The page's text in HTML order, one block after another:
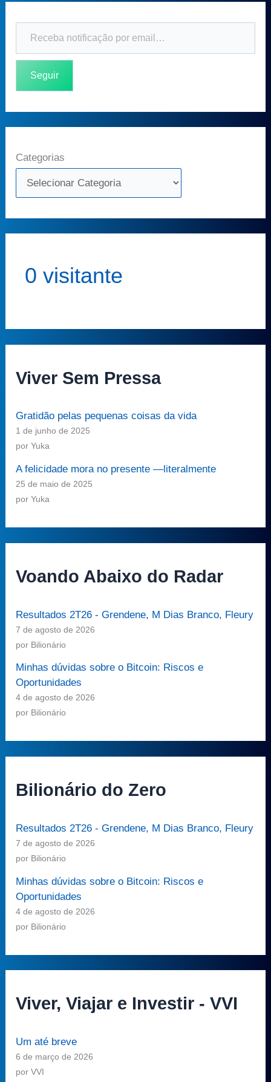
Seguir
Categorias
0 visitante
Viver Sem Pressa
Gratidão pelas pequenas coisas da vida
1 de junho de 2025
por Yuka
A felicidade mora no presente —literalmente
25 de maio de 2025
por Yuka
Voando Abaixo do Radar
Resultados 2T26 - Grendene, M Dias Branco, Fleury
7 de agosto de 2026
por Bilionário
Minhas dúvidas sobre o Bitcoin: Riscos e
Oportunidades
4 de agosto de 2026
por Bilionário
Bilionário do Zero
Resultados 2T26 - Grendene, M Dias Branco, Fleury
7 de agosto de 2026
por Bilionário
Minhas dúvidas sobre o Bitcoin: Riscos e
Oportunidades
4 de agosto de 2026
por Bilionário
Viver, Viajar e Investir - VVI
Um até breve
6 de março de 2026
por VVI